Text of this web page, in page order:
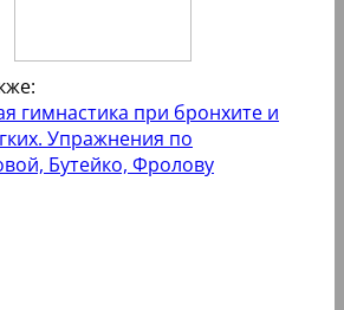
гимнастика при бронхите и
Упражнения по
Бутейко, Фролову